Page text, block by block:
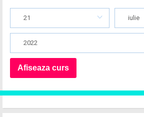
21 iulie
2022